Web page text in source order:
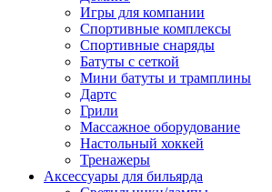
Игры для компании
Спортивные комплексы
Спортивные снаряды
Батуты с сеткой
Мини батуты и трамплины
Дартс
Грили
Массажное оборудование
Настольный хоккей
Тренажеры
Аксессуары для бильярда